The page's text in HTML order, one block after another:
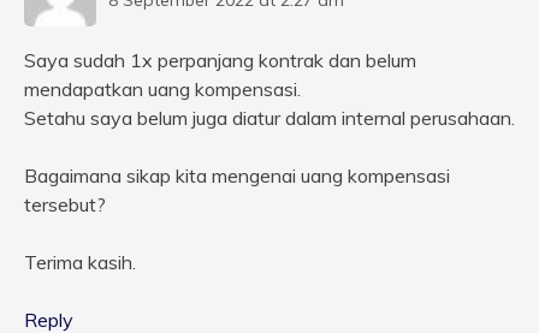
Saya sudah 1x perpanjang kontrak dan belum
mendapatkan uang kompensasi.
Setahu saya belum juga diatur dalam internal perusahaan.
Bagaimana sikap kita mengenai uang kompensasi
tersebut?
Terima kasih.
Reply